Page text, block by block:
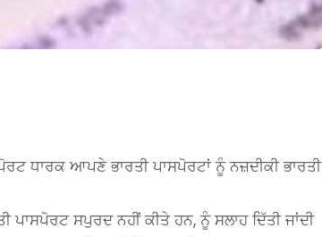
ਧਾਰਕ ਆਪਣੇ ਭਾਰਤੀ ਪਾਸਪੋਰਟਾਂ ਨੂੰ ਨਜ਼ਦੀਕੀ ਭਾਰਤੀ
ਸਪੁਰਦ ਨਹੀਂ ਕੀਤੇ ਹਨ, ਨੂੰ ਸਲਾਹ ਦਿੱਤੀ ਜਾਂਦੀ